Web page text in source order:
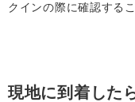
クインの際に確認する
現地に到着した